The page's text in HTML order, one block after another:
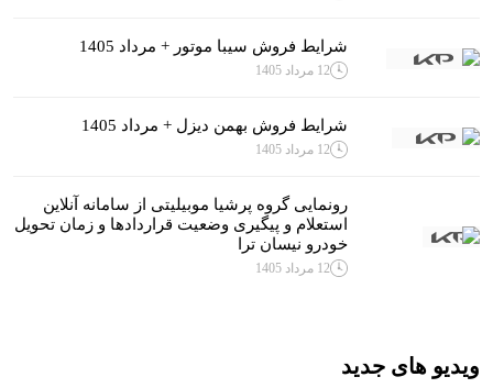
شرایط فروش سیبا موتور + مرداد 1405
12 مرداد 1405
شرایط فروش بهمن دیزل + مرداد 1405
12 مرداد 1405
رونمایی گروه پرشیا موبیلیتی از سامانه آنلاین
استعلام و پیگیری وضعیت قراردادها و زمان تحویل
خودرو نیسان ترا
12 مرداد 1405
ویدیو های جدید